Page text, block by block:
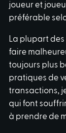
joueur et
préférable
La plupart
faire
toujours plus
pratiques de
transactions,
qui font
à prendre de